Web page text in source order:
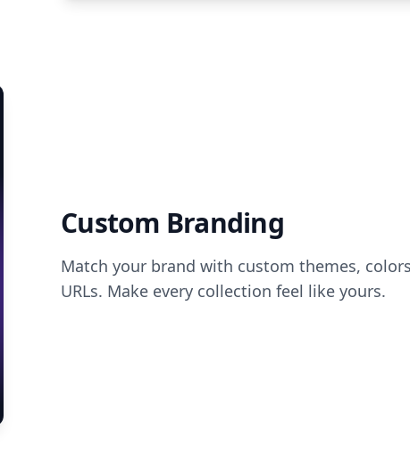
Custom Branding
Match your brand with custom themes,
URLs. Make every collection feel like yours.